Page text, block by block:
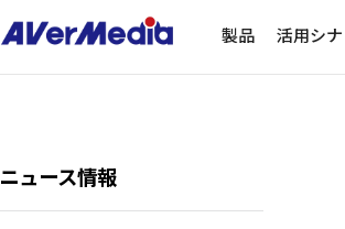
製品 活用シ
ニュース情報